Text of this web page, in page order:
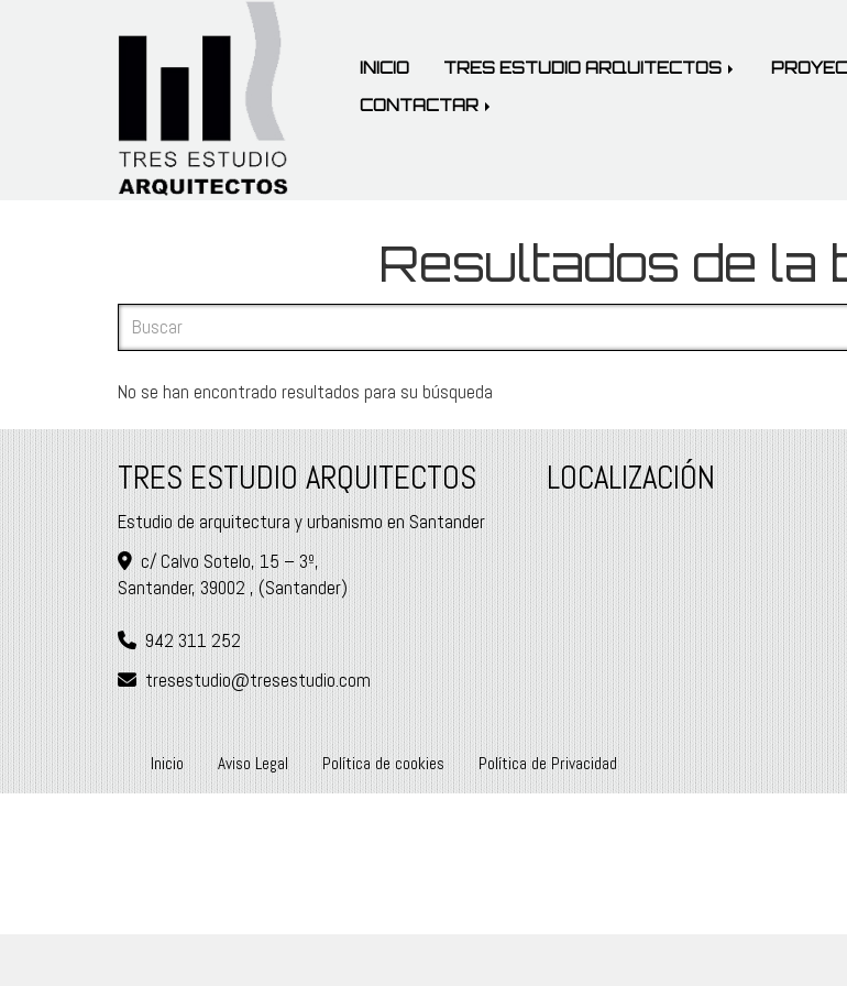
INICIO TRES ESTUDIO ARQUITECTOS
CONTACTAR
Resultados de la
No se han encontrado resultados para su búsqueda
TRES ESTUDIO ARQUITECTOS
Estudio de arquitectura y urbanismo en Santander
c/ Calvo Sotelo, 15 – 3º,
Santander, 39002, (Santander)
942 311 252
tresestudio
tresestudio.com
LOCALIZACIÓN
Inicio Aviso Legal Política de cookies Política de Privacidad